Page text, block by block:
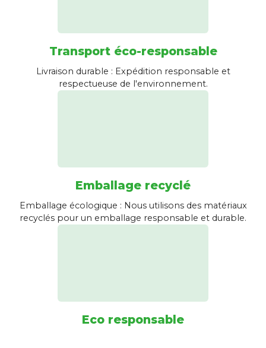
Transport éco-responsable
Livraison durable : Expédition responsable et
respectueuse de l'environnement.
Emballage recyclé
Emballage écologique : Nous utilisons des matériaux
recyclés pour un emballage responsable et durable.
Eco responsable